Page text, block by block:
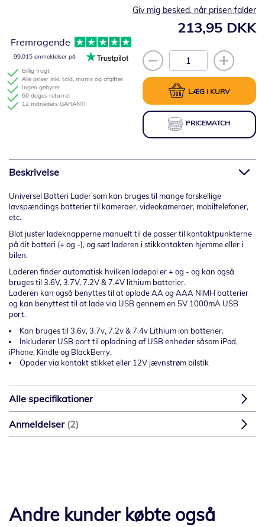
213,95 DKK
Giv mig besked, når prisen falder
LÆG I KURV
PRICEMATCH
Billig fragt
Alle priser inkl. told, moms og afgifter
Ingen gebyrer
60 dages returret
12 måneders GARANTI
Fremragende
99,015 anmeldelser på
Beskrivelse
Universel Batteri Lader som kan bruges til mange forskellige
lavspændings batterier til kameraer, videokameraer, mobiltelefoner,
etc.
Blot juster ladeknapperne manuelt til de passer til kontaktpunkterne
på dit batteri (+ og -), og sæt laderen i stikkontakten hjemme eller i
bilen.
Laderen finder automatisk hvilken ladepol er + og - og kan også
bruges til 3.6V, 3.7V, 7.2V & 7.4V lithium batterier.
Laderen kan også benyttes til at oplade AA og AAA NiMH batterier
og kan benyttest til at lade via USB gennem en 5V 1000mA USB
port.
Kan bruges til 3.6v, 3.7v, 7.2v & 7.4v Lithium ion batterier.
Inkluderer USB port til opladning af USB enheder såsom iPod,
iPhone, Kindle og BlackBerry.
Opader via kontakt stikket eller 12V jævnstrøm bilstik
Alle specifikationer
Anmeldelser 2
Andre kunder købte også